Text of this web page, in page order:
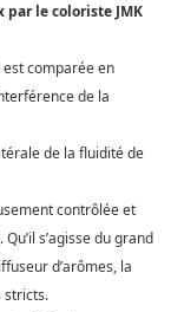
le coloriste JMK
comparée en
de la
de la fluidité de
contrôlée et
s’agisse du grand
d’arômes, la
stricts.